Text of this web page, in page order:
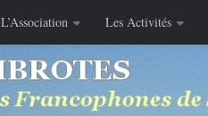
L’Association Les Activités